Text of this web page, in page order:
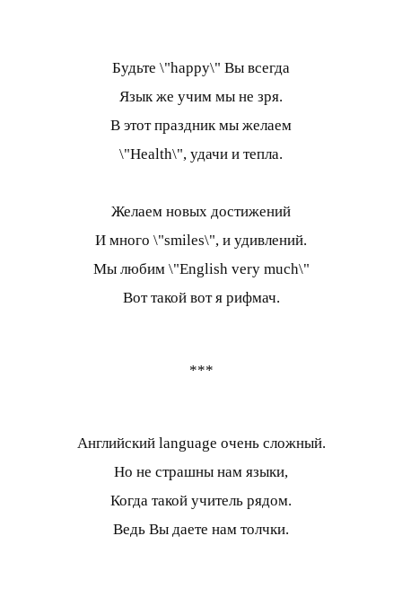
Будьте \"happy\" Вы всегда
Язык же учим мы не зря.
В этот праздник мы желаем
\"Health\", удачи и тепла.
Желаем новых достижений
И много \"smiles\", и удивлений.
Мы любим \"English very much\"
Вот такой вот я рифмач.
***
Английский language очень сложный.
Но не страшны нам языки,
Когда такой учитель рядом.
Ведь Вы даете нам толчки.